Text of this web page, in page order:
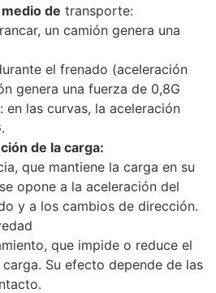
de transporte:
un camión genera una
el frenado (aceleración
genera una fuerza de 0,8G
en las curvas, la aceleración
de la carga:
que mantiene la carga en su
opone a la aceleración del
y a los cambios de dirección.
que impide o reduce el
Su efecto depende de las